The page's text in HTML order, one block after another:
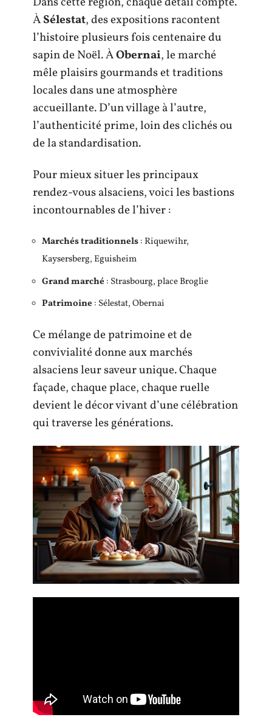
ÀSélestat, des expositions racontent
l’histoire plusieurs fois centenaire du
sapin de Noël. ÀObernai, le marché
mêle plaisirs gourmands et traditions
locales dans une atmosphère
accueillante. D’un village à l’autre,
l’authenticité prime, loin des clichés ou
de la standardisation.
Pour mieux situer les principaux
rendez-vous alsaciens, voici les bastions
incontournables de l’hiver :
Marchés traditionnels: Riquewihr,
Kaysersberg, Eguisheim
Grand marché : Strasbourg, place Broglie
Patrimoine : Sélestat, Obernai
Ce mélange de patrimoine et de
convivialité donne aux marchés
alsaciens leur saveur unique. Chaque
façade, chaque place, chaque ruelle
devient le décor vivant d’une célébration
qui traverse les générations.